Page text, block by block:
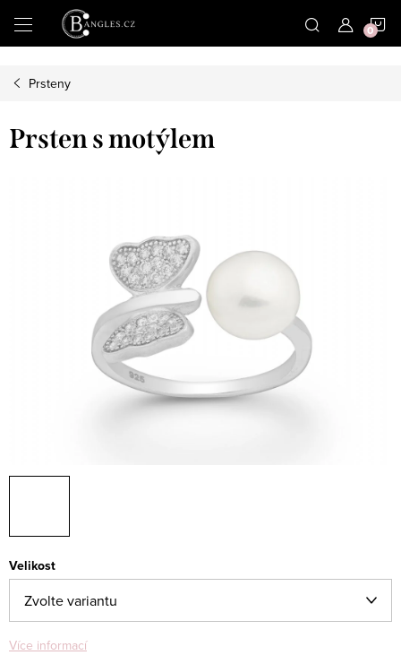
Přejít
na
Prsteny
Prsten s motýlem
Velikost
Více informací